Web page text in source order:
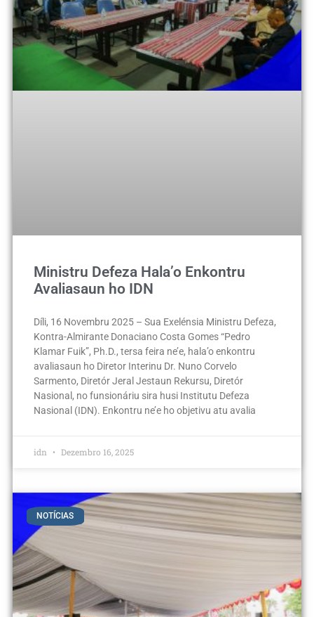
Ministru Defeza Hala’o Enkontru
Avaliasaun ho IDN
Díli, 16 Novembru 2025 – Sua Exelénsia Ministru Defeza,
Kontra-Almirante Donaciano Costa Gomes “Pedro
Klamar Fuik”, Ph.D., tersa feira ne’e, hala’o enkontru
avaliasaun ho Diretor Interinu Dr. Nuno Corvelo
Sarmento, Diretór Jeral Jestaun Rekursu, Diretór
Nasional, no funsionáriu sira husi Institutu Defeza
Nasional (IDN). Enkontru ne’e ho objetivu atu avalia
idn Dezembro 16, 2025
NOTÍCIAS